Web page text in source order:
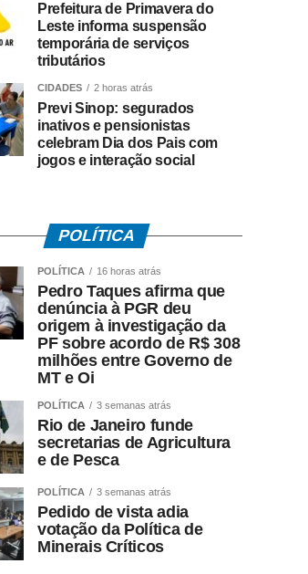
Prefeitura de Primavera do
Leste informa suspensão
temporária de serviços
tributários
CIDADES 2 horas atrás
Previ Sinop: segurados
inativos e pensionistas
celebram Dia dos Pais com
jogos e interação social
POLÍTICA
POLÍTICA 16 horas atrás
Pedro Taques afirma que
denúncia à PGR deu
origem à investigação da
PF sobre acordo de R$ 308
milhões entre Governo de
MT e Oi
POLÍTICA 3 semanas atrás
Rio de Janeiro funde
secretarias de Agricultura
e de Pesca
POLÍTICA 3 semanas atrás
Pedido de vista adia
votação da Política de
Minerais Críticos